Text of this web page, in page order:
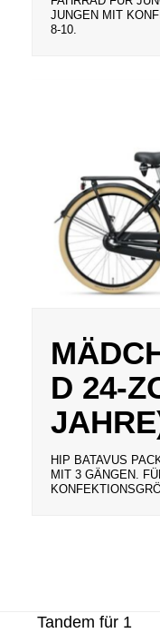
JUNGEN MIT
-10.
D 24-
HIP BATAVUS
MIT 3 GÄNGEN.
Tandem für 1